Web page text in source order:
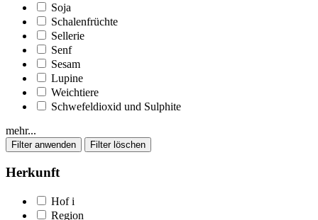
Soja
Schalenfrüchte
Sellerie
Senf
Sesam
Lupine
Weichtiere
Schwefeldioxid und Sulphite
mehr...
Herkunft
Hof i
Region